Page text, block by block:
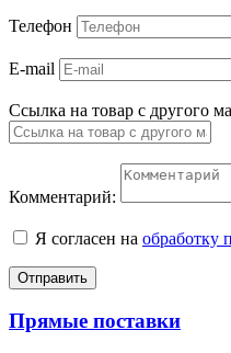
Телефон
E-mail
Ссылка на товар с другого
Комментарий:
Я согласен на обработку
Отправить
Прямые поставки